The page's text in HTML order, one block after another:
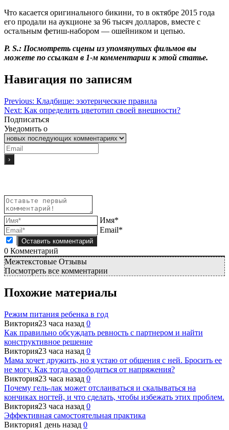
Что касается оригинального бикини, то в октябре 2015 года
его продали на аукционе за 96 тысяч долларов, вместе с
остальным фетиш-набором — ошейником и цепью.
P. S.: Посмотреть сцены из упомянутых фильмов вы
можете по ссылкам в 1-м комментарии к этой статье.
Навигация по записям
Previous: Кладбище: эзотерические правила
Next: Как определить цветотип своей внешности?
Подписаться
Уведомить о
Имя*
Email*
0 Комментарий
Межтекстовые Отзывы
Посмотреть все комментарии
Похожие материалы
Режим питания ребенка в год
Виктория23 часа назад 0
Как правильно обсуждать ревность с партнером и найти
конструктивное решение
Виктория23 часа назад 0
Мама хочет дружить, но я устаю от общения с ней. Бросить ее
не могу. Как тогда освободиться от напряжения?
Виктория23 часа назад 0
Почему гель-лак может отслаиваться и скалываться на
кончиках ногтей, и что сделать, чтобы избежать этих проблем.
Виктория23 часа назад 0
Эффективная самостоятельная практика
Виктория1 день назад 0